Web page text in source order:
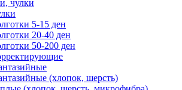
чулки
5-15 ден
20-40 ден
50-200 ден
(хлопок, шерсть)